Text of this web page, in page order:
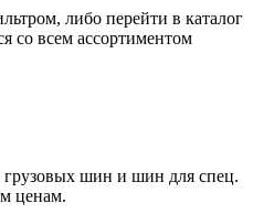
либо перейти в каталог
со всем ассортиментом
шин и шин для спец.
ценам.